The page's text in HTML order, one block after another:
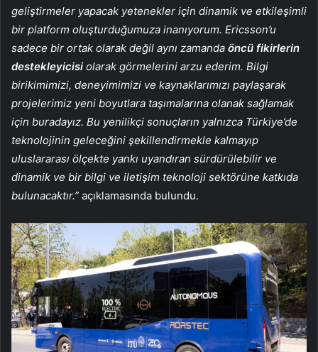
geliştirmeler yapacak yetenekler için dinamik ve etkileşimli
bir platform oluşturduğumuza inanıyorum. Ericsson’u
sadece bir ortak olarak değil aynı zamanda öncü fikirlerin
destekleyicisi olarak görmelerini arzu ederim. Bilgi
birikimimizi, deneyimimizi ve kaynaklarımızı paylaşarak
projelerimiz yeni boyutlara taşımalarına olanak sağlamak
için buradayız. Bu yenilikçi sonuçların yalnızca Türkiye’de
teknolojinin geleceğini şekillendirmekle kalmayıp
uluslararası ölçekte yankı uyandıran sürdürülebilir ve
dinamik ve bir bilgi ve iletişim teknoloji sektörüne katkıda
bulunacaktır.” açıklamasında bulundu.